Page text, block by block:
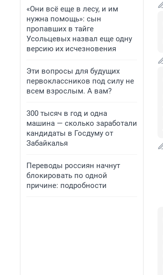
«Они всё еще в лесу, и им
нужна помощь»: сын
пропавших в тайге
Усольцевых назвал еще одну
версию их исчезновения
Эти вопросы для будущих
первоклассников под силу не
всем взрослым. А вам?
300 тысяч в год и одна
машина — сколько заработали
кандидаты в Госдуму от
Забайкалья
Переводы россиян начнут
блокировать по одной
причине: подробности